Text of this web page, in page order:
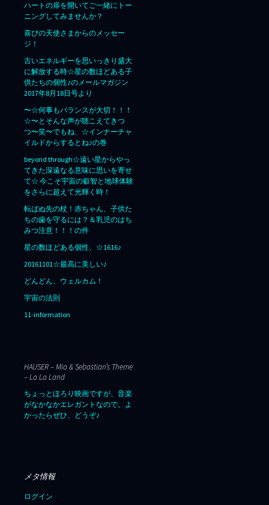
ハートの扉を開いてご一緒にトー
ニングしてみませんか？
喜びの天使さまからのメッセー
ジ！
古いエネルギーを思いっきり盛大
に解放する時☆星の数ほどある子
供たちの個性♪のメールマガジン
2017年8月18日号より
〜☆何事もバランスが大切！！！
☆〜とそんな声が聴こえてきつ
つ〜笑〜でもね、☆インナーチャ
イルドからするとね♪の巻
beyond through☆遠い星からやっ
てきた深遠なる意味に思いを寄せ
て☆ 今こそ宇宙の叡智と地球体験
をさらに超えて光輝く時！
転ばぬ先の杖！赤ちゃん、子供た
ちの歯を守るには？＆乳児のはち
みつ注意！！！の件
星の数ほどある個性、☆1616♪
20161101☆最高に美しい♪
どんどん、ウェルカム！
宇宙の法則
11-information
HAUSER – Mia & Sebastian’s Theme
– La La Land
ちょっとほろり映画ですが、音楽
がなかなかエレガントなので。よ
かったらぜひ、どうぞ♪
メタ情報
ログイン